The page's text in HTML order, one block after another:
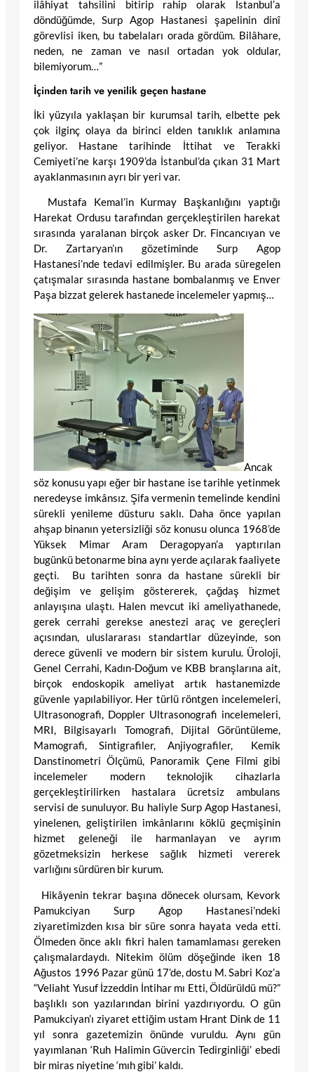
ilâhiyat tahsilini bitirip rahip olarak İstanbul’a
döndüğümde, Surp Agop Hastanesi şapelinin dinî
görevlisi iken, bu tabelaları orada gördüm. Bilâhare,
neden, ne zaman ve nasıl ortadan yok oldular,
bilemiyorum…”
İçinden tarih ve yenilik geçen hastane
İki yüzyıla yaklaşan bir kurumsal tarih, elbette pek
çok ilginç olaya da birinci elden tanıklık anlamına
geliyor. Hastane tarihinde İttihat ve Terakki
Cemiyeti’ne karşı 1909’da İstanbul’da çıkan 31 Mart
ayaklanmasının ayrı bir yeri var.
Mustafa Kemal’in Kurmay Başkanlığını yaptığı
Harekat Ordusu tarafından gerçekleştirilen harekat
sırasında yaralanan birçok asker Dr. Fincancıyan ve
Dr. Zartaryan’ın gözetiminde Surp Agop
Hastanesi’nde tedavi edilmişler. Bu arada süregelen
çatışmalar sırasında hastane bombalanmış ve Enver
Paşa bizzat gelerek hastanede incelemeler yapmış…
Ancak
söz konusu yapı eğer bir hastane ise tarihle yetinmek
neredeyse imkânsız. Şifa vermenin temelinde kendini
sürekli yenileme düsturu saklı. Daha önce yapılan
ahşap binanın yetersizliği söz konusu olunca 1968’de
Yüksek Mimar Aram Deragopyan’a yaptırılan
bugünkü betonarme bina aynı yerde açılarak faaliyete
geçti. Bu tarihten sonra da hastane sürekli bir
değişim ve gelişim göstererek, çağdaş hizmet
anlayışına ulaştı. Halen mevcut iki ameliyathanede,
gerek cerrahi gerekse anestezi araç ve gereçleri
açısından, uluslararası standartlar düzeyinde, son
derece güvenli ve modern bir sistem kurulu. Üroloji,
Genel Cerrahi, Kadın-Doğum ve KBB branşlarına ait,
birçok endoskopik ameliyat artık hastanemizde
güvenle yapılabiliyor. Her türlü röntgen incelemeleri,
Ultrasonografi, Doppler Ultrasonografi incelemeleri,
MRI, Bilgisayarlı Tomografi, Dijital Görüntüleme,
Mamografi, Sintigrafiler, Anjiyografiler, Kemik
Danstinometri Ölçümü, Panoramik Çene Filmi gibi
incelemeler modern teknolojik cihazlarla
gerçekleştirilirken hastalara ücretsiz ambulans
servisi de sunuluyor. Bu haliyle Surp Agop Hastanesi,
yinelenen, geliştirilen imkânlarını köklü geçmişinin
hizmet geleneği ile harmanlayan ve ayrım
gözetmeksizin herkese sağlık hizmeti vererek
varlığını sürdüren bir kurum.
Hikâyenin tekrar başına dönecek olursam, Kevork
Pamukciyan Surp Agop Hastanesi’ndeki
ziyaretimizden kısa bir süre sonra hayata veda etti.
Ölmeden önce aklı fikri halen tamamlaması gereken
çalışmalardaydı. Nitekim ölüm döşeğinde iken 18
Ağustos 1996 Pazar günü 17’de, dostu M. Sabri Koz’a
“Veliaht Yusuf İzzeddin İntihar mı Etti, Öldürüldü mü?”
başlıklı son yazılarından birini yazdırıyordu. O gün
Pamukciyan’ı ziyaret ettiğim ustam Hrant Dink de 11
yıl sonra gazetemizin önünde vuruldu. Aynı gün
yayımlanan ‘Ruh Halimin Güvercin Tedirginliği’ ebedi
bir miras niyetine ‘mıh gibi’ kaldı.